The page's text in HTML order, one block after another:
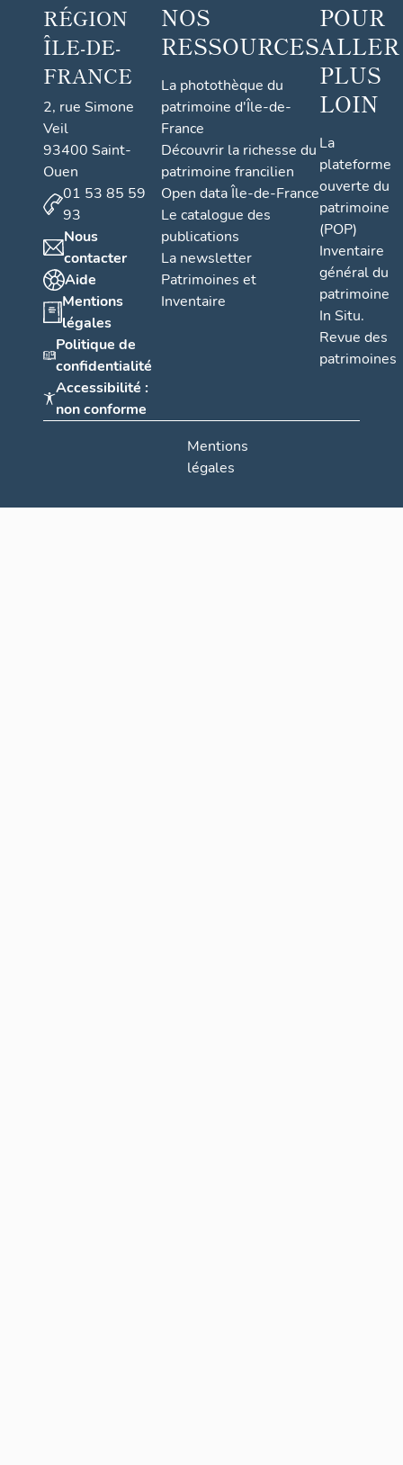
RÉGION
ÎLE-DE-
FRANCE
2, rue Simone
Veil
93400 Saint-
Ouen
01 53 85 59
93
Nous
contacter
Aide
Mentions
légales
Politique de
confidentialité
Accessibilité :
non conforme
NOS
RESSOURCES
La photothèque du
patrimoine d'Île-de-
France
Découvrir la richesse du
patrimoine francilien
Open data Île-de-France
Le catalogue des
publications
La newsletter
Patrimoines et
Inventaire
POUR
ALLER
PLUS
LOIN
La
plateforme
ouverte du
patrimoine
(POP)
Inventaire
général du
patrimoine
In Situ.
Revue des
patrimoines
Mentions
légales